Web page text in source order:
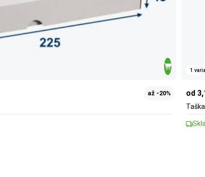
až -20%
1
od